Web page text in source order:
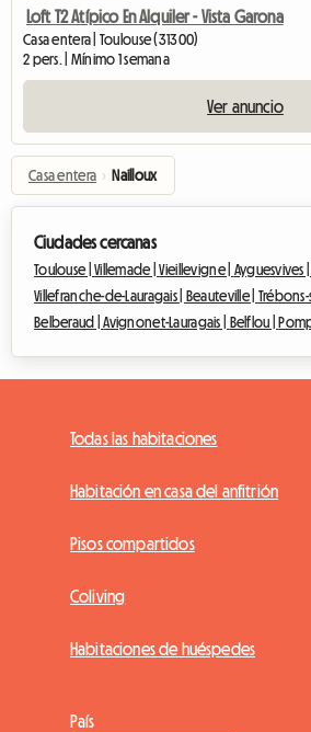
Loft T2 Atípico En Alquiler - Vista Garona
Casa entera | Toulouse (31300)
2 pers. | Mínimo 1 semana
Ver anuncio
Casa entera › Nailloux
Ciudades cercanas
Toulouse |Villemade |Vieillevigne | Ayguesvives |
Villefranche-de-Lauragais |
Beauteville | Trébons-
Belberaud |Avignonet-Lauragais | Belflou |
Todas las habitaciones
Habitación en casa del anfitrión
Pisos compartidos
Coliving
Habitaciones de huéspedes
País